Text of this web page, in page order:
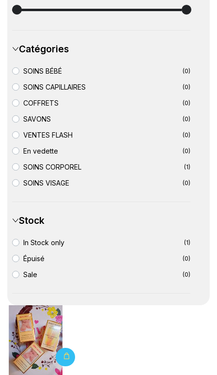
Catégories
SOINS BÉBÉ (0)
SOINS CAPILLAIRES (0)
COFFRETS (0)
SAVONS (0)
VENTES FLASH (0)
En vedette (0)
SOINS CORPOREL (1)
SOINS VISAGE (0)
Stock
In Stock only (1)
Épuisé (0)
Sale (0)
Détails